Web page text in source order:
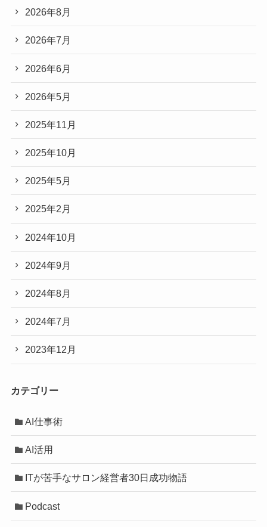
2026年8月
2026年7月
2026年6月
2026年5月
2025年11月
2025年10月
2025年5月
2025年2月
2024年10月
2024年9月
2024年8月
2024年7月
2023年12月
カテゴリー
AI仕事術
AI活用
ITが苦手なサロン経営者30日成功物語
Podcast